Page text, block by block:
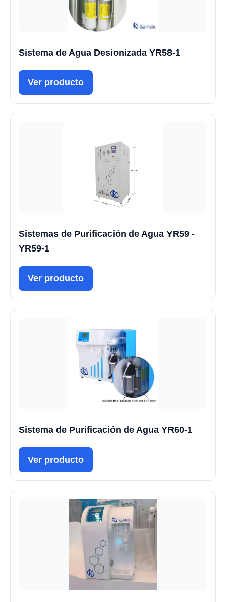
Sistema de Agua Desionizada YR58-1
Ver producto
Sistemas de Purificación de Agua YR59 -
YR59-1
Ver producto
Sistema de Purificación de Agua YR60-1
Ver producto